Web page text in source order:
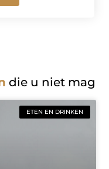
die u niet mag
ETEN EN DRINKEN